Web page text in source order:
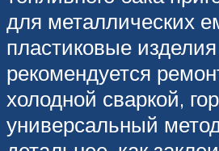
для металлических
пластиковые изделия
рекомендуется
холодной сваркой,
универсальный